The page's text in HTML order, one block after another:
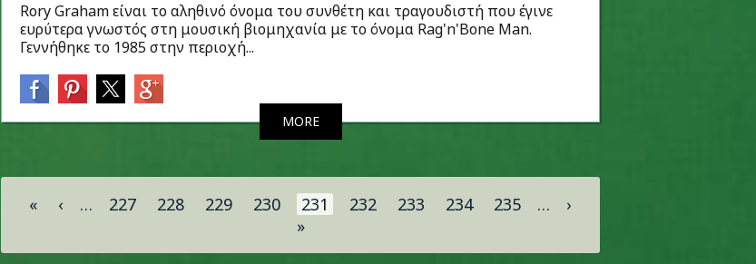
Rory Graham είναι το αληθινό όνομα του συνθέτη και τραγουδιστή που έγινε
ευρύτερα γνωστός στη μουσική βιομηχανία με το όνομα Rag'n'Bone Man.
Γεννήθηκε το 1985 στην περιοχή...
MORE
Σελίδες
« ‹ … 227 228 229 230 231 232 233 234 235 …
›
»